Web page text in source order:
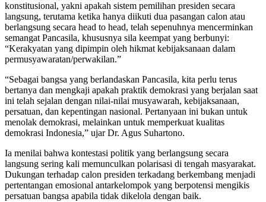
konstitusional, yakni apakah sistem pemilihan presiden secara
langsung, terutama ketika hanya diikuti dua pasangan calon atau
berlangsung secara head to head, telah sepenuhnya mencerminkan
semangat Pancasila, khususnya sila keempat yang berbunyi:
“Kerakyatan yang dipimpin oleh hikmat kebijaksanaan dalam
permusyawaratan/perwakilan.”
“Sebagai bangsa yang berlandaskan Pancasila, kita perlu terus
bertanya dan mengkaji apakah praktik demokrasi yang berjalan saat
ini telah sejalan dengan nilai-nilai musyawarah, kebijaksanaan,
persatuan, dan kepentingan nasional. Pertanyaan ini bukan untuk
menolak demokrasi, melainkan untuk memperkuat kualitas
demokrasi Indonesia,” ujar Dr. Agus Suhartono.
Ia menilai bahwa kontestasi politik yang berlangsung secara
langsung sering kali memunculkan polarisasi di tengah masyarakat.
Dukungan terhadap calon presiden terkadang berkembang menjadi
pertentangan emosional antarkelompok yang berpotensi mengikis
persatuan bangsa apabila tidak dikelola dengan baik.